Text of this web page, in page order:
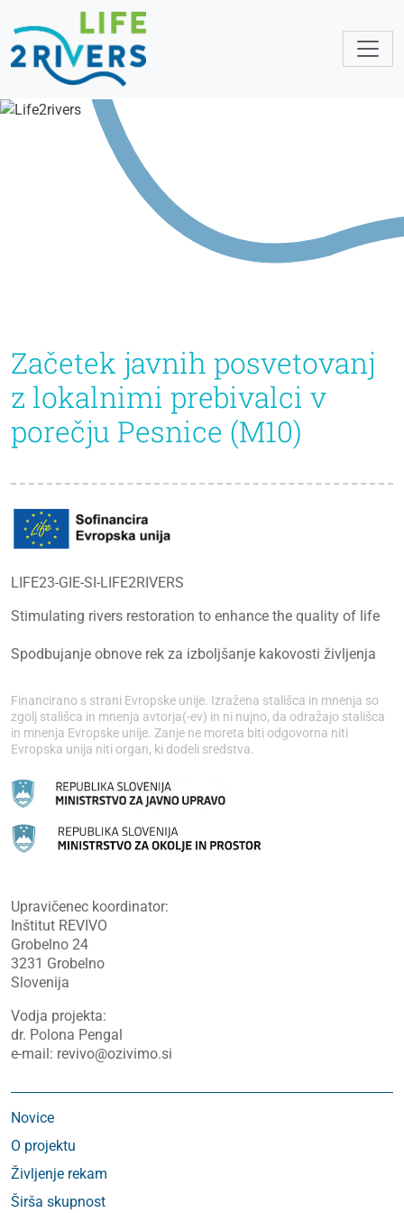
Začetek javnih posvetovanj
z lokalnimi prebivalci v
porečju Pesnice (M10)
LIFE23-GIE-SI-LIFE2RIVERS
Stimulating rivers restoration to enhance the quality of life
Spodbujanje obnove rek za izboljšanje kakovosti življenja
Financirano s strani Evropske unije. Izražena stališca in mnenja so
zgolj stališca in mnenja avtorja(-ev) in ni nujno, da odražajo stališca
in mnenja Evropske unije. Zanje ne moreta biti odgovorna niti
Evropska unija niti organ, ki dodeli sredstva.
Upravičenec koordinator:
Inštitut REVIVO
Grobelno 24
3231 Grobelno
Slovenija
Vodja projekta:
dr. Polona Pengal
e-mail: revivo@ozivimo.si
Novice
O projektu
Življenje rekam
Širša skupnost